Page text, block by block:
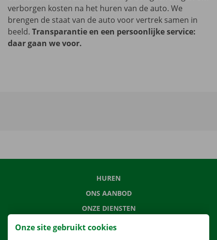
verborgen kosten na het huren van de auto. We
brengen de staat van de auto voor vertrek samen in
beeld. Transparantie en een persoonlijke service:
daar gaan we voor.
HUREN
ONS AANBOD
ONZE DIENSTEN
LOCATIES
Onze site gebruikt cookies